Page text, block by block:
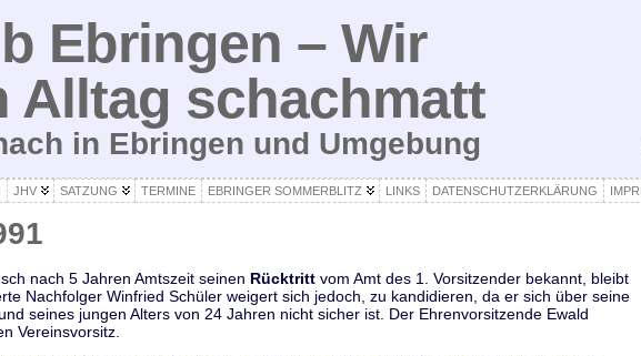
Ebringen – Wir
Alltag schachmatt
in Ebringen und Umgebung
JHV SATZUNG TERMINE EBRINGER SOMMERBLITZ LINKS DATENSCHUTZERKLÄRUNG
nach 5 Jahren Amtszeit seinen Rücktritt vom Amt des 1. Vorsitzender bekannt, bleibt
Nachfolger Winfried Schüler weigert sich jedoch, zu kandidieren, da er sich über seine
seines jungen Alters von 24 Jahren nicht sicher ist. Der Ehrenvorsitzende Ewald
Vereinsvorsitz.